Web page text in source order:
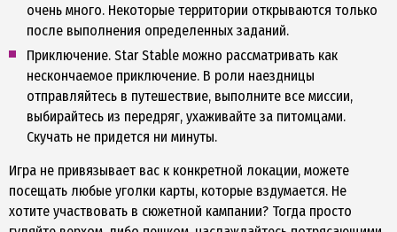
очень много. Некоторые территории открываются только
после выполнения определенных заданий.
Приключение. Star Stable можно рассматривать как
нескончаемое приключение. В роли наездницы
отправляйтесь в путешествие, выполните все миссии,
выбирайтесь из передряг, ухаживайте за питомцами.
Скучать не придется ни минуты.
Игра не привязывает вас к конкретной локации, можете
посещать любые уголки карты, которые вздумается. Не
хотите участвовать в сюжетной кампании? Тогда просто